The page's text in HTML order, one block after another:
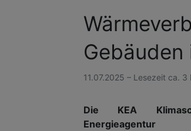
Gebäuden
11.07.2025 – Lesezeit ca. 3
Die KEA